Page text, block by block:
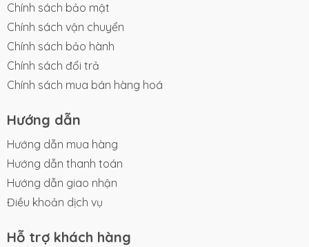
Chính sách bảo mật
Chính sách vận chuyển
Chính sách bảo hành
Chính sách đổi trả
Chính sách mua bán hàng hoá
Hướng dẫn
Hướng dẫn mua hàng
Hướng dẫn thanh toán
Hướng dẫn giao nhận
Điều khoản dịch vụ
Hỗ trợ khách hàng